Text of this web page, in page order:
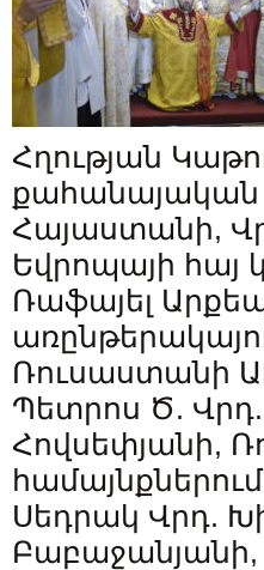
Հղության
քահանայական
Հայաստանի,
Եվրոպայի հայ
Ռաֆայել
Ռուսաստանի
Պետրոս Ծ.
Հովսեփյանի,
Սեդրակ Վրդ.
Բաբաջանյանի,